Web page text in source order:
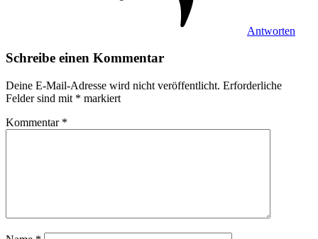
Antworten
Schreibe einen Kommentar
Deine E-Mail-Adresse wird nicht veröffentlicht. Erforderliche
Felder sind mit * markiert
Kommentar *